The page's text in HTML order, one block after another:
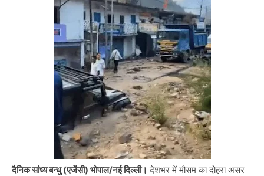
दैनिक सांध्य बन्धु (एजेंसी) भोपाल/नई दिल्ली। देशभर में मौसम का दोहरा असर